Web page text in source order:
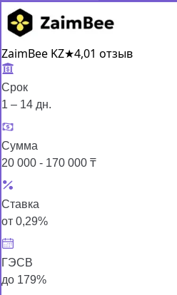
ZaimBee KZ★4,01 отзыв
Срок
1 – 14 дн.
Сумма
20 000 - 170 000 ₸
Ставка
от 0,29%
ГЭСВ
до 179%